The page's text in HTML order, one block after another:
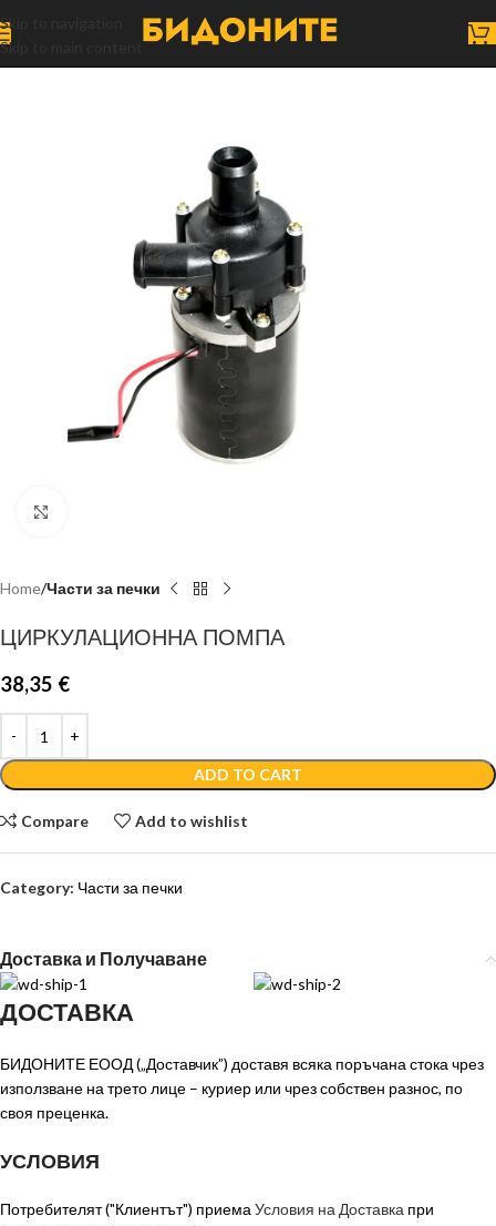
Skip to navigation
Skip to main content
Home Части за печки
ЦИРКУЛАЦИОННА ПОМПА
38,35 €
ADD TO CART
Compare Add to wishlist
Category: Части за печки
Доставка и Получаване
ДОСТАВКА
БИДОНИТЕ ЕООД („Доставчик”) доставя всяка поръчана стока чрез
използване на трето лице – куриер или чрез собствен разнос, по
своя преценка.
УСЛОВИЯ
Потребителят ("Клиентът") приема Условия на Доставка при